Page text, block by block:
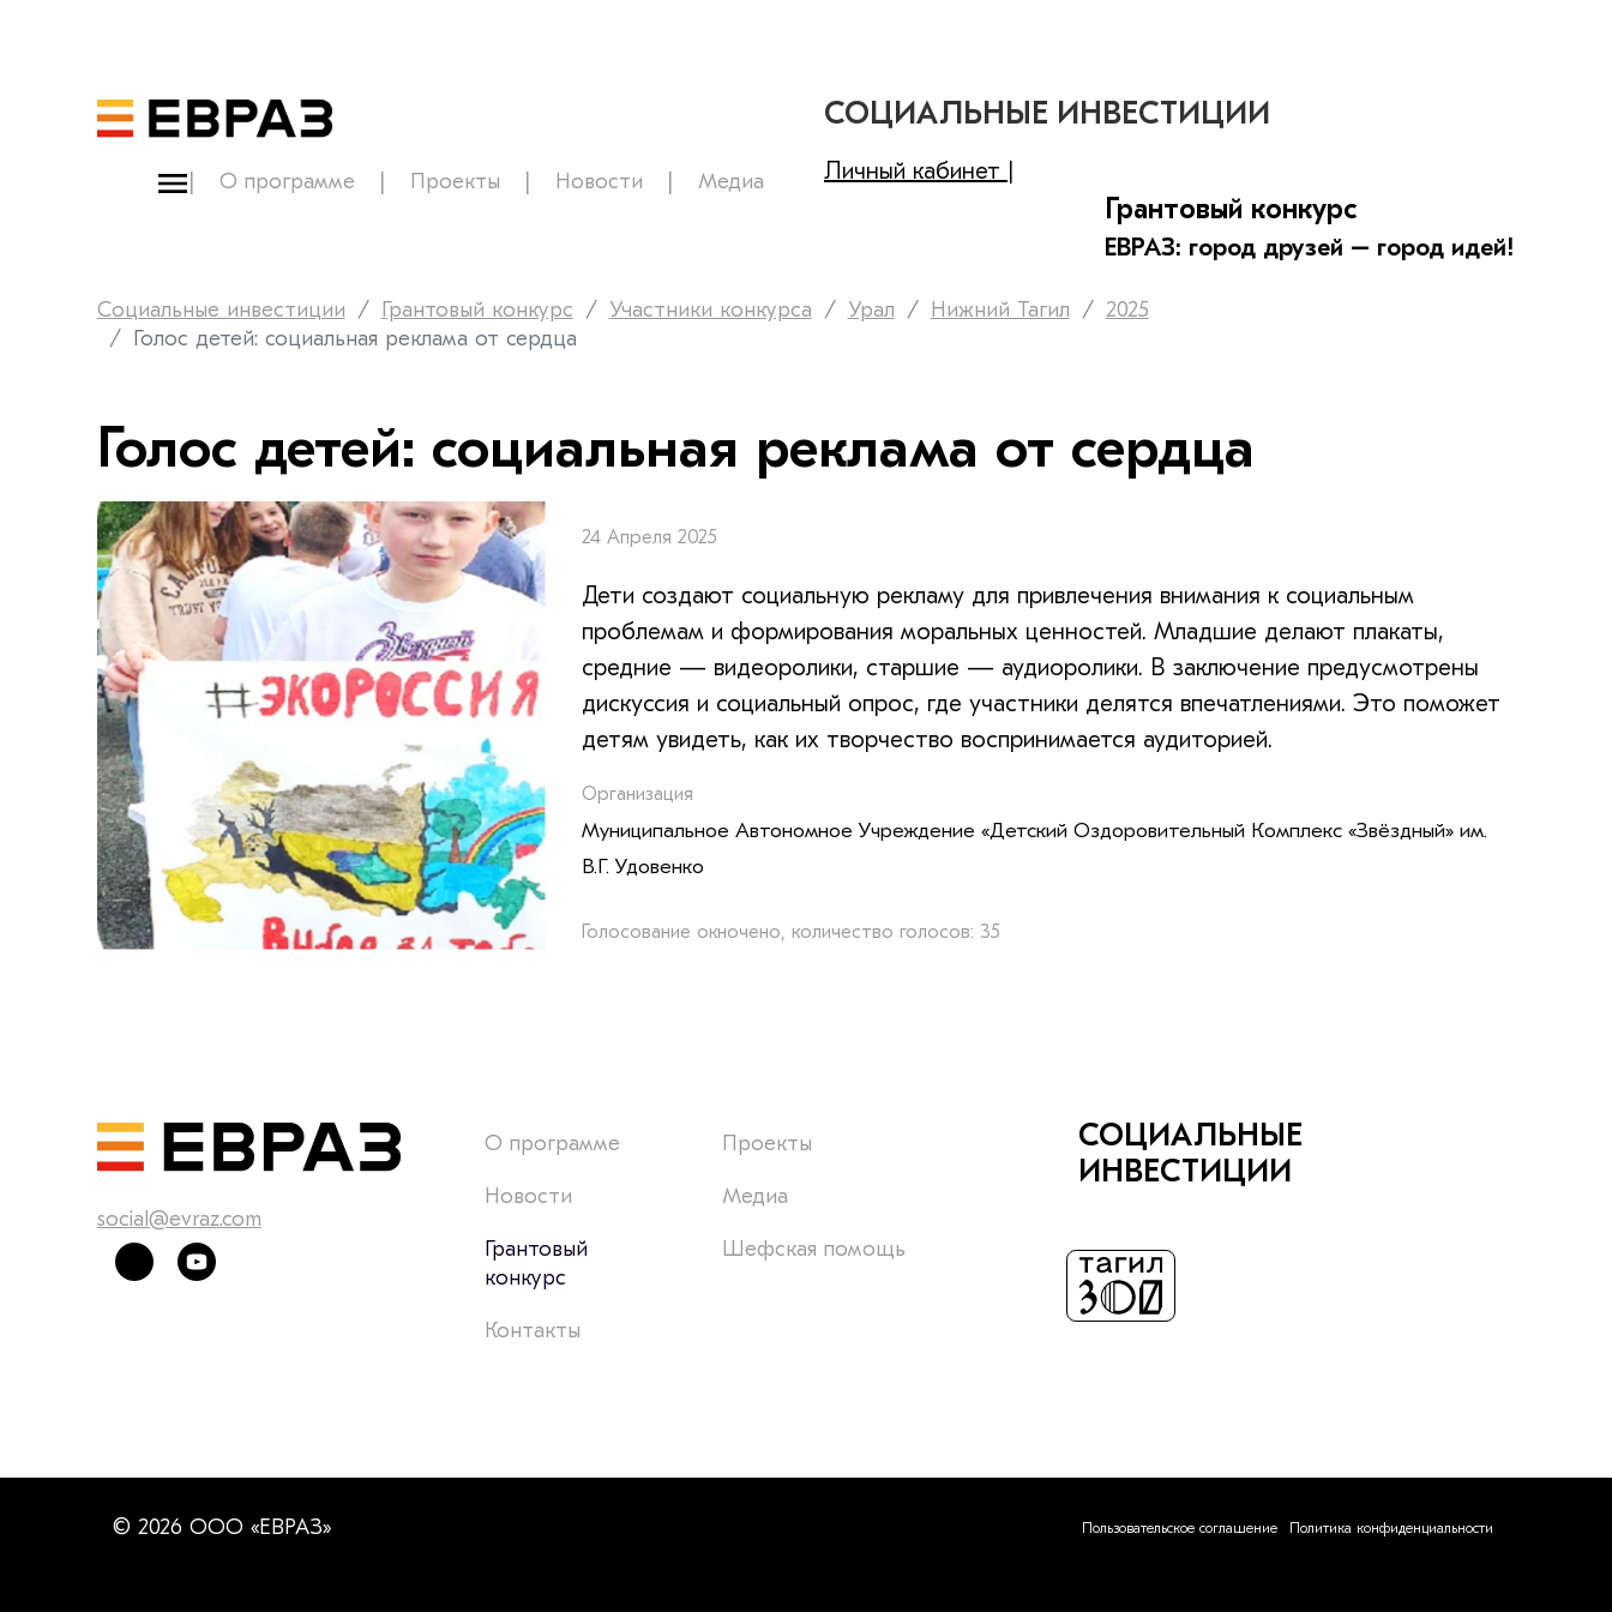
СОЦИАЛЬНЫЕ ИНВЕСТИЦИИ
О программе Проекты Новости Медиа Личный кабинет |
Грантовый конкурс
ЕВРАЗ: город друзей – город идей!
Социальные инвестиции Грантовый конкурс Участники конкурса Урал Нижний Тагил
2025
Голос детей: социальная реклама от сердца
Голос детей: социальная реклама от сердца
24 Апреля 2025
Дети создают социальную рекламу для привлечения внимания к социальным
проблемам и формирования моральных ценностей. Младшие делают плакаты,
средние — видеоролики, старшие — аудиоролики. В заключение предусмотрены
дискуссия и социальный опрос, где участники делятся впечатлениями. Это поможет
детям увидеть, как их творчество воспринимается аудиторией.
Организация
Муниципальное Автономное Учреждение «Детский Оздоровительный Комплекс «Звёздный» им.
В.Г. Удовенко
Голосование окночено, количество голосов: 35
social@evraz.com
О программе Проекты
Новости Медиа
Грантовый
конкурс
Шефская помощь
Контакты
СОЦИАЛЬНЫЕ
ИНВЕСТИЦИИ
© 2026 ООО «ЕВРАЗ» Пользовательское соглашение Политика конфиденциальности